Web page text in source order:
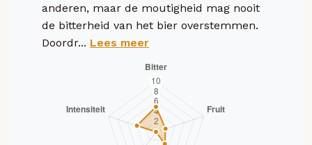
anderen, maar de moutigheid mag nooit
de bitterheid van het bier overstemmen.
Doordr... Lees meer